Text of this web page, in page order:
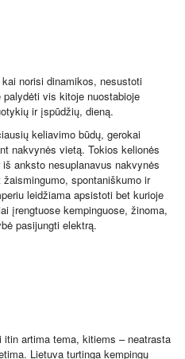
norisi dinamikos, nesustoti
vis kitoje nuostabioje
ir įspūdžių, dieną.
keliavimo būdų, gerokai
nakvynės vietą. Tokios kelionės
anksto nesuplanavus nakvynės
spontaniškumo ir
leidžiama apsistoti bet kurioje
įrengtuose kempinguose, žinoma,
pasijungti elektrą.
artima tema, kitiems – neatrasta
Lietuva turtinga kempingų